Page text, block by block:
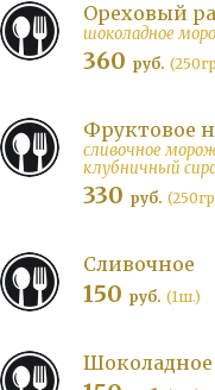
Ореховый
шоколадное
360 руб.
Фруктовое
сливочное
клубничный
330 руб.
Сливочное
150 руб. (1ш.)
Шоколадное